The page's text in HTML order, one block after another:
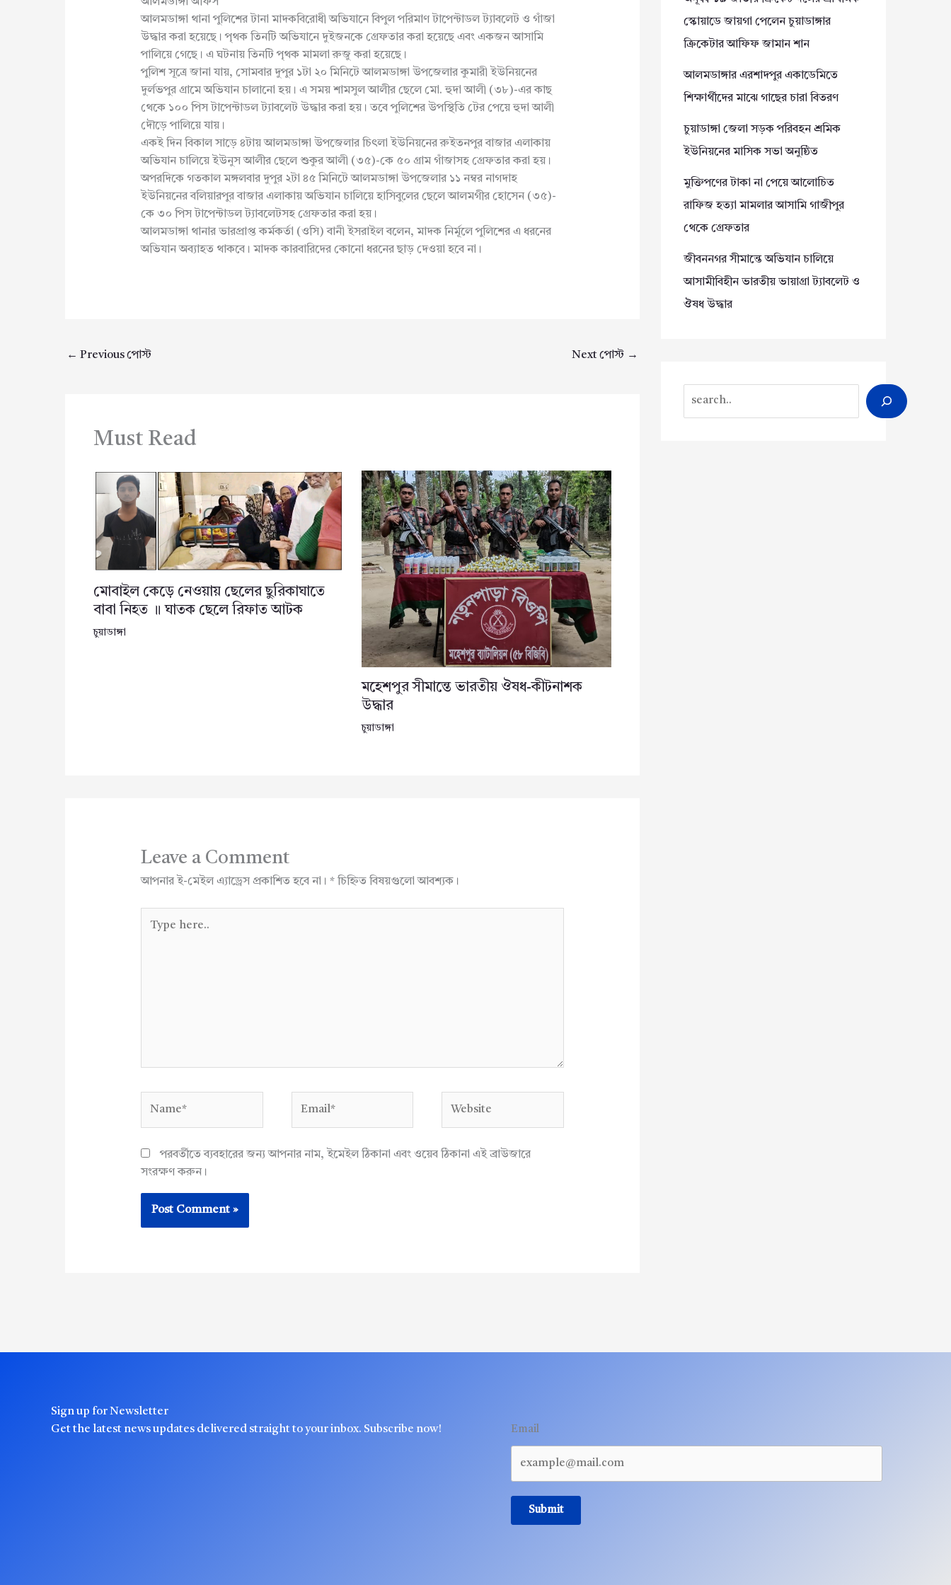
আলমডাঙ্গা থানা পুলিশের টানা মাদকবিরোধী অভিযানে বিপুল পরিমাণ টাপেন্টাডল ট্যাবলেট ও গাঁজা
উদ্ধার করা হয়েছে। পৃথক তিনটি অভিযানে দুইজনকে গ্রেফতার করা হয়েছে এবং একজন আসামি
পালিয়ে গেছে। এ ঘটনায় তিনটি পৃথক মামলা রুজু করা হয়েছে।
পুলিশ সূত্রে জানা যায়, সোমবার দুপুর ১টা ২০ মিনিটে আলমডাঙ্গা উপজেলার কুমারী ইউনিয়নের
দুর্লভপুর গ্রামে অভিযান চালানো হয়। এ সময় শামসুল আলীর ছেলে মো. হুদা আলী (৩৮)-এর কাছ
থেকে ১০০ পিস টাপেন্টাডল ট্যাবলেট উদ্ধার করা হয়। তবে পুলিশের উপস্থিতি টের পেয়ে হুদা আলী
দৌড়ে পালিয়ে যায়।
একই দিন বিকাল সাড়ে ৪টায় আলমডাঙ্গা উপজেলার চিৎলা ইউনিয়নের রুইতনপুর বাজার এলাকায়
অভিযান চালিয়ে ইউনুস আলীর ছেলে শুকুর আলী (৩৫)-কে ৫০ গ্রাম গাঁজাসহ গ্রেফতার করা হয়।
অপরদিকে গতকাল মঙ্গলবার দুপুর ২টা ৪৫ মিনিটে আলমডাঙ্গা উপজেলার ১১ নম্বর নাগদাহ
ইউনিয়নের বলিয়ারপুর বাজার এলাকায় অভিযান চালিয়ে হাসিবুলের ছেলে আলমগীর হোসেন (৩৫)-
কে ৩০ পিস টাপেন্টাডল ট্যাবলেটসহ গ্রেফতার করা হয়।
আলমডাঙ্গা থানার ভারপ্রাপ্ত কর্মকর্তা (ওসি) বানী ইসরাইল বলেন, মাদক নির্মূলে পুলিশের এ ধরনের
অভিযান অব্যাহত থাকবে। মাদক কারবারিদের কোনো ধরনের ছাড় দেওয়া হবে না।
← Previous পোস্ট Next পোস্ট →
Must Read
মোবাইল কেড়ে নেওয়ায় ছেলের ছুরিকাঘাতে
বাবা নিহত ॥ ঘাতক ছেলে রিফাত আটক
চুয়াডাঙ্গা
মহেশপুর সীমান্তে ভারতীয় ঔষধ-কীটনাশক
উদ্ধার
চুয়াডাঙ্গা
Leave a Comment
আপনার ই-মেইল এ্যাড্রেস প্রকাশিত হবে না। *চিহ্নিত বিষয়গুলো আবশ্যক।
here..
পরবর্তীতে ব্যবহারের জন্য আপনার নাম, ইমেইল ঠিকানা এবং ওয়েব ঠিকানা এই ব্রাউজারে
সংরক্ষণ করুন।
স্কোয়াডে জায়গা পেলেন চুয়াডাঙ্গার
ক্রিকেটার আফিফ জামান শান
আলমডাঙ্গার এরশাদপুর একাডেমিতে
শিক্ষার্থীদের মাঝে গাছের চারা বিতরণ
চুয়াডাঙ্গা জেলা সড়ক পরিবহন শ্রমিক
ইউনিয়নের মাসিক সভা অনুষ্ঠিত
মুক্তিপণের টাকা না পেয়ে আলোচিত
রাফিজ হত্যা মামলার আসামি গাজীপুর
থেকে গ্রেফতার
জীবননগর সীমান্তে অভিযান চালিয়ে
আসামীবিহীন ভারতীয় ভায়াগ্রা ট্যাবলেট ও
ঔষধ উদ্ধার
Sign up for Newsletter
Get the latest news updates delivered straight to your inbox. Subscribe now!
Email
Submit